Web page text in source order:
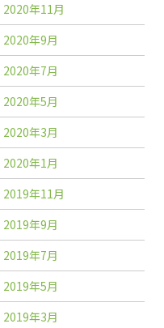
2020年11月
2020年9月
2020年7月
2020年5月
2020年3月
2020年1月
2019年11月
2019年9月
2019年7月
2019年5月
2019年3月